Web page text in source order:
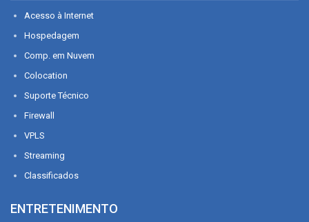
Acesso à Internet
Hospedagem
Comp. em Nuvem
Colocation
Suporte Técnico
Firewall
VPLS
Streaming
Classificados
ENTRETENIMENTO